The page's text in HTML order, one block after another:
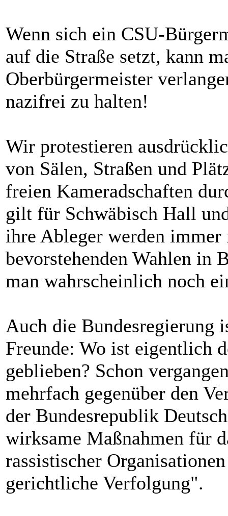
Wenn sich ein CSU-
auf die Straße setzt, kann
Oberbürgermeister
nazifrei zu halten!
Wir protestieren
von Sälen, Straßen und
freien Kameradschaften
gilt für Schwäbisch Hall
ihre Ableger werden
bevorstehenden Wahlen in
man wahrscheinlich noch
Auch die Bundesregierung
Freunde: Wo ist eigentlich
geblieben? Schon
mehrfach gegenüber den
der Bundesrepublik
wirksame Maßnahmen für
rassistischer
gerichtliche Verfolgung".